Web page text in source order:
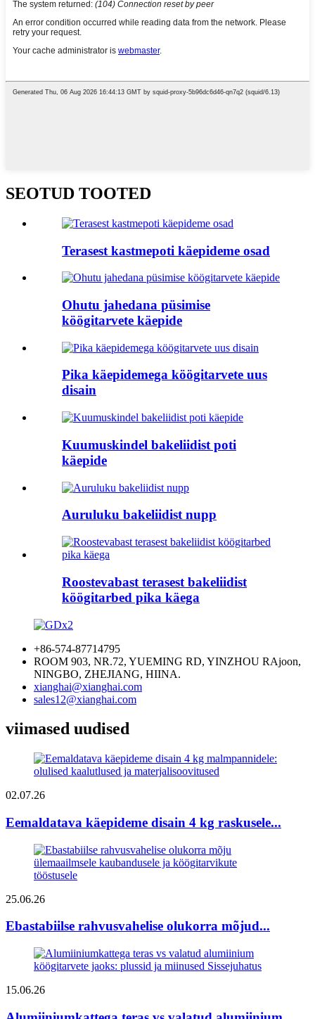
SEOTUD TOOTED
Terasest kastmepoti käepideme osad
Ohutu jahedana püsimise
köögitarvete käepide
Pika käepidemega köögitarvete uus
disain
Kuumuskindel bakeliidist poti
käepide
Auruluku bakeliidist nupp
Roostevabast terasest bakeliidist
köögitarbed pika käega
+86-574-87714795
ROOM 903, NR.72, YUEMING RD, YINZHOU RAjoon,
NINGBO, ZHEJIANG, HIINA.
xianghai@xianghai.com
sales12@xianghai.com
viimased uudised
02.07.26
Eemaldatava käepideme disain 4 kg raskusele...
25.06.26
Ebastabiilse rahvusvahelise olukorra mõjud...
15.06.26